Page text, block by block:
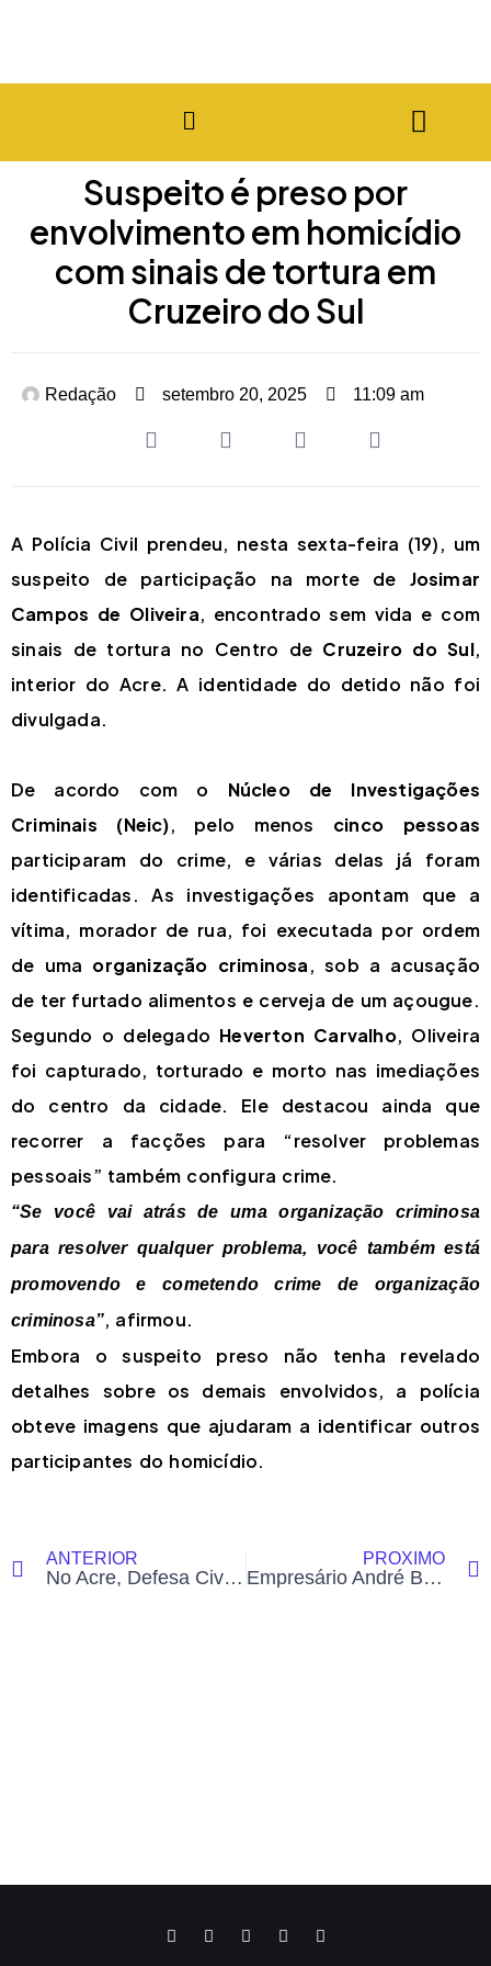
Suspeito é preso por
envolvimento em homicídio
com sinais de tortura em
Cruzeiro do Sul
Redação setembro 20, 2025 11:09 am
A Polícia Civil prendeu, nesta sexta-feira (19), um
suspeito de participação na morte de Josimar
Campos de Oliveira, encontrado sem vida e com
sinais de tortura no Centro de Cruzeiro do Sul,
interior do Acre. A identidade do detido não foi
divulgada.
De acordo com o Núcleo de Investigações
Criminais (Neic), pelo menos cinco pessoas
participaram do crime, e várias delas já foram
identificadas. As investigações apontam que a
vítima, morador de rua, foi executada por ordem
de uma organização criminosa, sob a acusação
de ter furtado alimentos e cerveja de um açougue.
Segundo o delegado Heverton Carvalho, Oliveira
foi capturado, torturado e morto nas imediações
do centro da cidade. Ele destacou ainda que
recorrer a facções para “resolver problemas
pessoais” também configura crime.
“Se você vai atrás de uma organização criminosa
para resolver qualquer problema, você também está
promovendo e cometendo crime de organização
criminosa”, afirmou.
Embora o suspeito preso não tenha revelado
detalhes sobre os demais envolvidos, a polícia
obteve imagens que ajudaram a identificar outros
participantes do homicídio.
ANTERIOR
No Acre, Defesa Civil testa alerta de desastres com envio automático de mensagens para celulares
PRÓXIMO
Empresário André Borges é solto após decisão do TJ-AC em investigação sobre tráfico e lavagem de dinheiro